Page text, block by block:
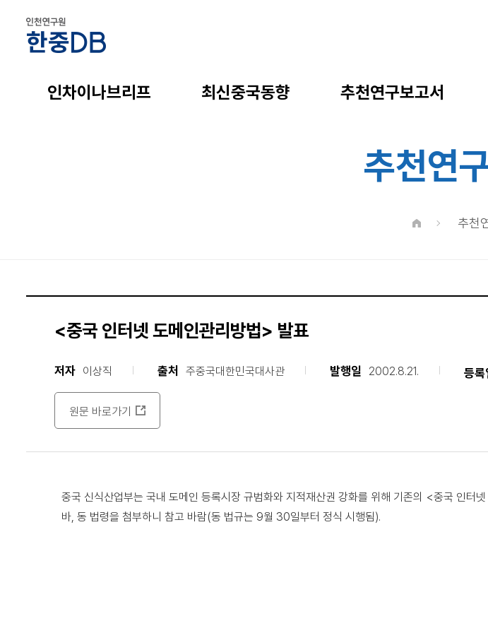
인차이나브리프 최신중국동향 추천연구보고서
추천연
추천
<중국 인터넷 도메인관리방법> 발표
저자 이상직 출처 주중국대한민국대사관 발행일 2002.8.21. 등록
원문 바로가기
중국 신식산업부는 국내 도메인 등록시장 규범화와 지적재산권 강화를 위해 기존의 <중국 인
바, 동 법령을 첨부하니 참고 바람(동 법규는 9월 30일부터 정식 시행됨).